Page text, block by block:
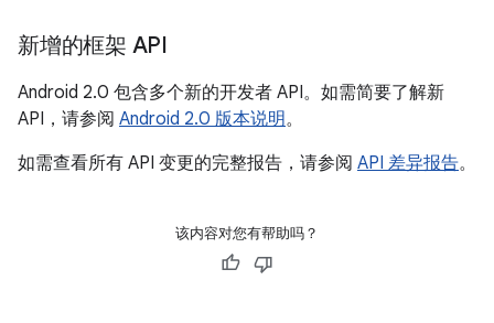
新增的框架 API
Android 2.0 包含多个新的开发者 API。如需简要了解新
API，请参阅 Android 2.0 版本说明。
如需查看所有 API 变更的完整报告，请参阅 API 差异报告。
该内容对您有帮助吗？